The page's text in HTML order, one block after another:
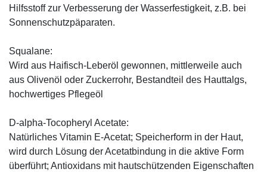
Hilfsstoff zur Verbesserung der Wasserfestigkeit, z.B. bei
Sonnenschutzpäparaten.
Squalane:
Wird aus Haifisch-Leberöl gewonnen, mittlerweile auch
aus Olivenöl oder Zuckerrohr, Bestandteil des Hauttalgs,
hochwertiges Pflegeöl
D-alpha-Tocopheryl Acetate:
Natürliches Vitamin E-Acetat; Speicherform in der Haut,
wird durch Lösung der Acetatbindung in die aktive Form
überführt; Antioxidans mit hautschützenden Eigenschaften